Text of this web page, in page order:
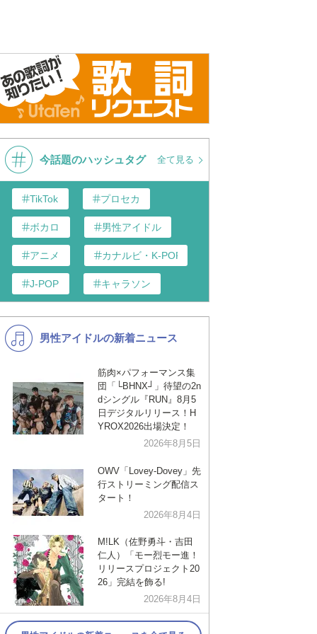
今話題のハッシュタグ 全て見る
TikTok プロセカ
ボカロ 男性アイドル
アニメ カナルビ・K-POP和訳
J-POP キャラソン
K-POP 洋楽
演歌・歌謡
VTuber ジャニーズ
男性アイドルの新着ニュース
筋肉×パフォーマンス集
団「└BHNX┘」待望の2n
dシングル『RUN』8月5
日デジタルリリース！H
YROX2026出場決定！
2026年8月5日
OWV「Lovey-Dovey」先
行ストリーミング配信ス
タート！
2026年8月4日
M!LK（佐野勇斗・吉田
仁人）「モー烈モー進！
リリースプロジェクト20
26」完結を飾る!
2026年8月4日